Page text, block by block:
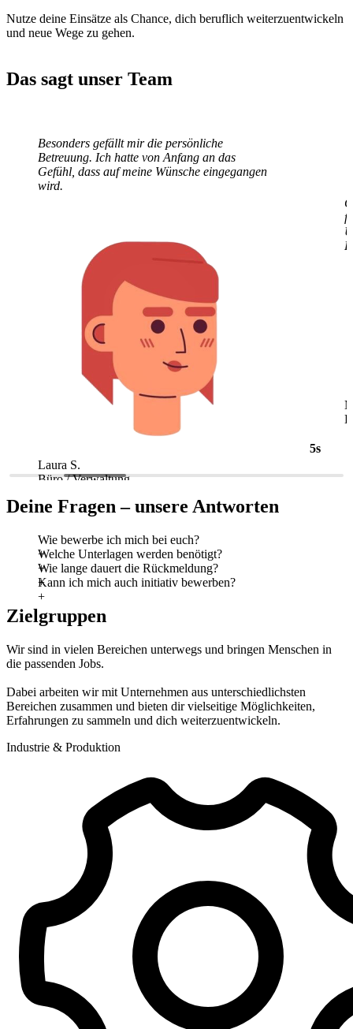
Nutze deine Einsätze als Chance, dich beruflich weiterzuentwickeln
und neue Wege zu gehen.
Das sagt unser Team
Besonders gefällt mir die persönliche
Betreuung. Ich hatte von Anfang an das
Gefühl, dass auf meine Wünsche eingegangen
wird.
Laura S.
Büro / Verwaltung
5s
Deine Fragen – unsere Antworten
Wie bewerbe ich mich bei euch?
Welche Unterlagen werden benötigt?
Wie lange dauert die Rückmeldung?
Kann ich mich auch initiativ bewerben?
Zielgruppen
Wir sind in vielen Bereichen unterwegs und bringen Menschen in
die passenden Jobs.
Dabei arbeiten wir mit Unternehmen aus unterschiedlichsten
Bereichen zusammen und bieten dir vielseitige Möglichkeiten,
Erfahrungen zu sammeln und dich weiterzuentwickeln.
Industrie & Produktion